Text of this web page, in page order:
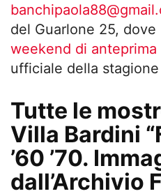
del Guarlone 25,
weekend di anteprima
ufficiale della
Tutte le
Villa Bardini
’60 ’70.
dall’Archivio